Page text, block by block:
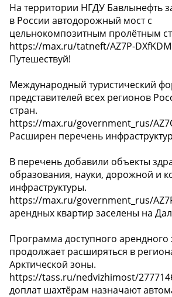
На территории НГДУ Бавлынефть
в России автодорожный мост с
цельнокомпозитным пролётным
https://max.ru/tatneft/AZ7P-
Путешествуй!
Международный туристический
представителей всех регионов
стран.
https://max.ru/government_rus/
Расширен перечень
В перечень добавили объекты
образования, науки, дорожной и
инфраструктуры.
https://max.ru/government_rus/
арендных квартир заселены на
Программа доступного арендного
продолжает расширяться в
Арктической зоны.
https://tass.ru/nedvizhimost/
доплат шахтёрам назначают